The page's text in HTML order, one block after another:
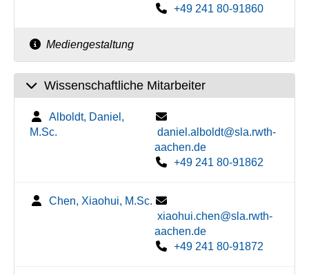
+49 241 80-91860
Mediengestaltung
Wissenschaftliche Mitarbeiter
Alboldt, Daniel,
M.Sc.
daniel.alboldt@sla.rwth-
aachen.de
+49 241 80-91862
Chen, Xiaohui, M.Sc.
xiaohui.chen@sla.rwth-
aachen.de
+49 241 80-91872